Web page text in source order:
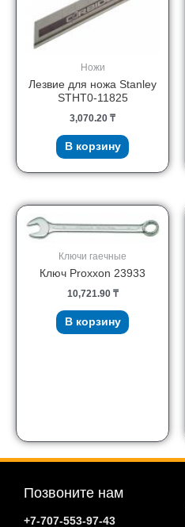
Ножи
Лезвие для ножа Stanley
STHT0-11825
3,070.20 ₸
В корзину
Ключи гаечные
Ключ Proxxon 23933
10,721.90 ₸
В корзину
Позвоните нам
+7-707-553-97-43